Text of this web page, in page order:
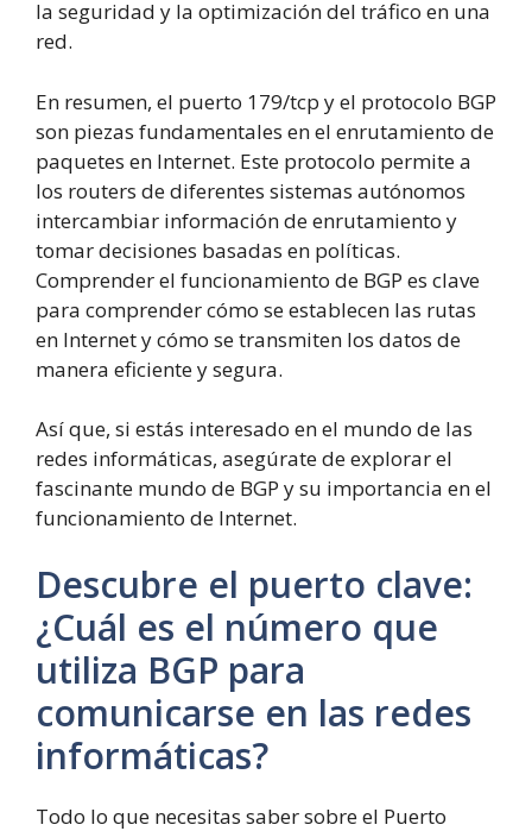
la seguridad y la optimización del tráfico en una
red.
En resumen, el puerto 179/tcp y el protocolo BGP
son piezas fundamentales en el enrutamiento de
paquetes en Internet. Este protocolo permite a
los routers de diferentes sistemas autónomos
intercambiar información de enrutamiento y
tomar decisiones basadas en políticas.
Comprender el funcionamiento de BGP es clave
para comprender cómo se establecen las rutas
en Internet y cómo se transmiten los datos de
manera eficiente y segura.
Así que, si estás interesado en el mundo de las
redes informáticas, asegúrate de explorar el
fascinante mundo de BGP y su importancia en el
funcionamiento de Internet.
Descubre el puerto clave:
¿Cuál es el número que
utiliza BGP para
comunicarse en las redes
informáticas?
Todo lo que necesitas saber sobre el Puerto